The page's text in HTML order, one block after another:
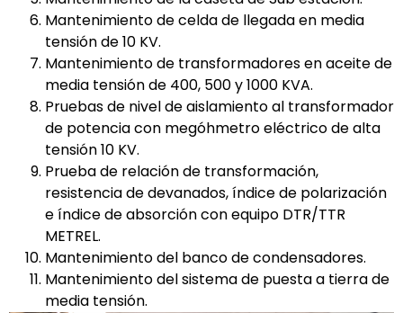
Mantenimiento de celda de llegada en media
tensión de 10 KV.
Mantenimiento de transformadores en aceite de
media tensión de 400, 500 y 1000 KVA.
Pruebas de nivel de aislamiento al transformador
de potencia con megóhmetro eléctrico de alta
tensión 10 KV.
Prueba de relación de transformación,
resistencia de devanados, índice de polarización
e índice de absorción con equipo DTR/TTR
METREL.
Mantenimiento del banco de condensadores.
Mantenimiento del sistema de puesta a tierra de
media tensión.